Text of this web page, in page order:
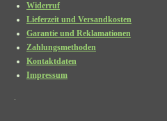
Widerruf
Lieferzeit und Versandkosten
Garantie und Reklamationen
Zahlungsmethoden
Kontaktdaten
Impressum
.